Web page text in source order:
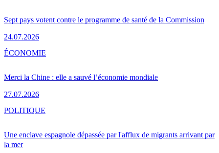
Sept pays votent contre le programme de santé de la Commission
24.07.2026
Merci la Chine : elle a sauvé l’économie mondiale
27.07.2026
ÉCONOMIE
Une enclave espagnole dépassée par l'afflux de migrants arrivant par
la mer
POLITIQUE